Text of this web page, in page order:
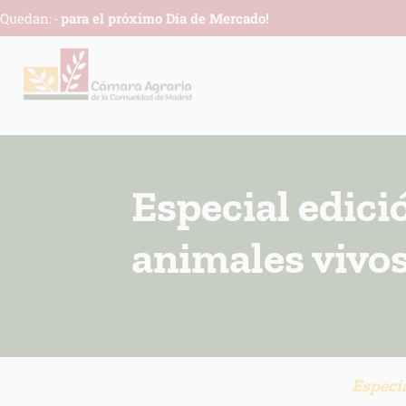
Quedan:-para el próximo Día de Mercado!
Especial
animales